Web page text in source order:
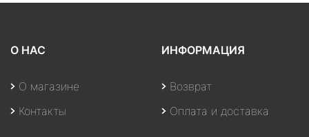
О НАС
О магазине
Контакты
ИНФОРМАЦИЯ
Возврат
Оплата и доставка